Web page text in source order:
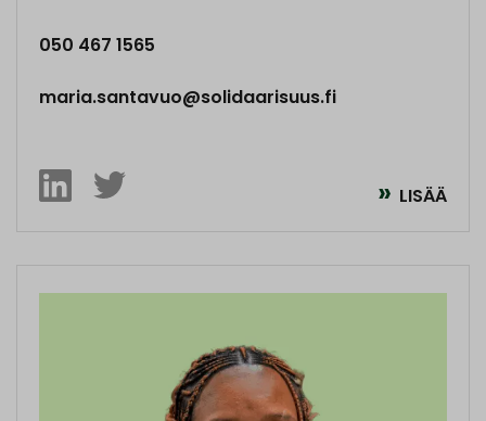
050 467 1565
maria.santavuo@solidaarisuus.fi
LISÄÄ